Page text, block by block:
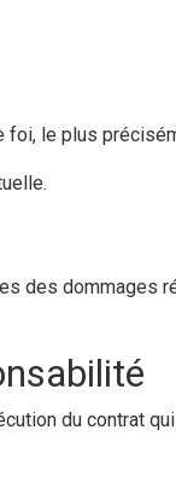
le plus
des
du contrat